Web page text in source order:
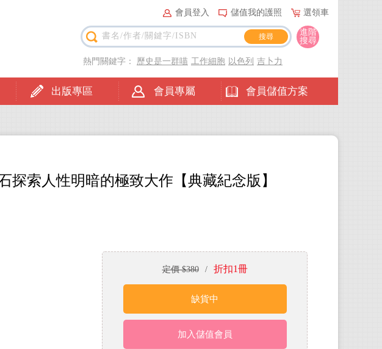
會員登入 儲值我的護照 選領車
出版專區 會員專屬 會員儲值方案
進階
搜尋
熱門關鍵字： 歷史是一群喵 工作細胞 以色列 吉卜力
探索人性明暗的極致大作【典藏紀念版】
定價 $380 / 折扣1冊
缺貨中
加入儲值會員